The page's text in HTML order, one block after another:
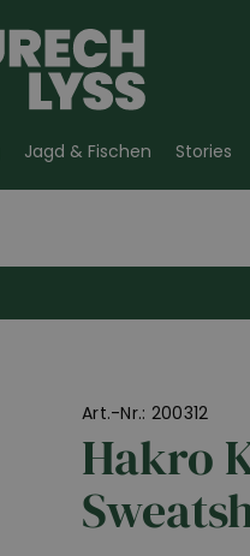
Jagd & Fischen Stories
Art.-Nr.: 200312
Hakro